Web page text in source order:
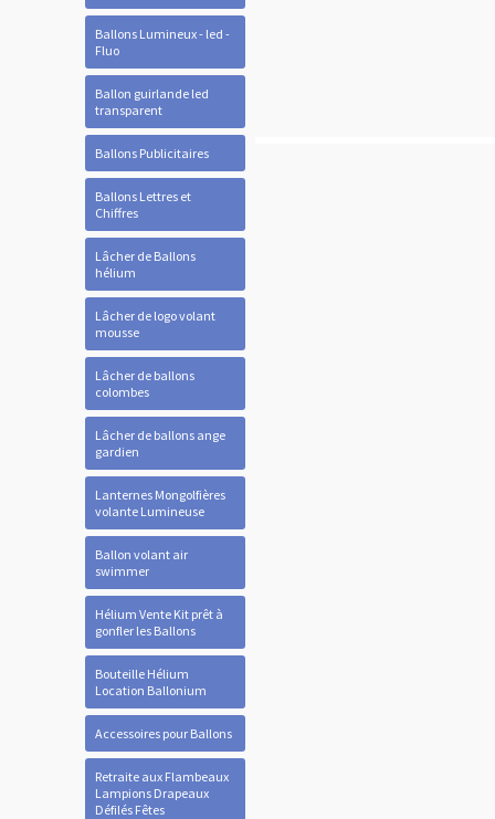
Ballons Lumineux - led -
Fluo
Ballon guirlande led
transparent
Ballons Publicitaires
Ballons Lettres et
Chiffres
Lâcher de Ballons
hélium
Lâcher de logo volant
mousse
Lâcher de ballons
colombes
Lâcher de ballons ange
gardien
Lanternes Mongolfières
volante Lumineuse
Ballon volant air
swimmer
Hélium Vente Kit prêt à
gonfler les Ballons
Bouteille Hélium
Location Ballonium
Accessoires pour Ballons
Retraite aux Flambeaux
Lampions Drapeaux
Défilés Fêtes